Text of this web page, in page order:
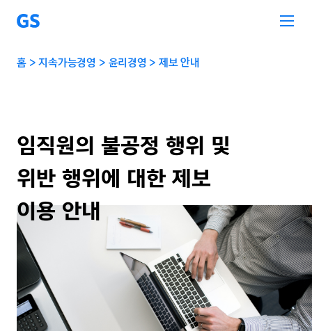
홈 지속가능경영 윤리경영 제보 안내
임직원의 불공정 행위 및
위반 행위에 대한 제보
이용 안내